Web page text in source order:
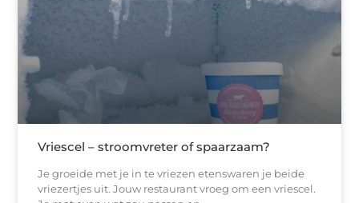
Vriescel – stroomvreter of spaarzaam?
Je groeide met je in te vriezen etenswaren je beide
vriezertjes uit. Jouw restaurant vroeg om een vriescel.